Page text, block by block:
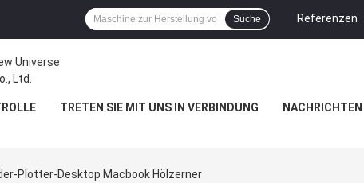
Referenzen
Suche
TRETEN SIE MIT UNS IN VERBINDUNG NACHRICHTEN
Plotter-Desktop Macbook Hölzerner